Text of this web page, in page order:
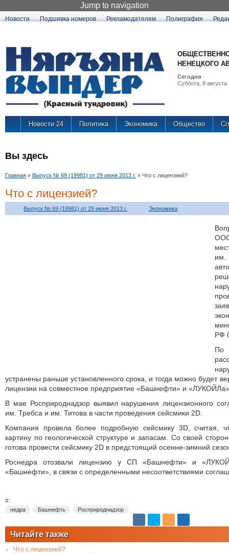
Jump to navigation
Новости Подшивка номеров Рекламодателям Полиграфия
НЕНЕЦКОГО
Сегодня
Суббота, 8 августа
Новости 24 Политика Экономика Общество
Вы здесь
Главная » Выпуск № 69 (19981) от 29 июня 2013 г. » Что с лицензией?
Что с лицензией?
Выпуск № 69 (19981) от 29 июня 2013 г. Экономика
РФ
По
устранены раньше установленного срока, и тогда можно будет
лицензии на совместное предприятие «Башнефти» и
В мае Росприроднадзор выявил нарушения лицензионного
им. Требса и им. Титова в части проведения сейсмики 2D.
Компания провела более подробную сейсмику 3D, считая,
картину по геологической структуре и запасам. Со своей
готова провести сейсмику 2D в предстоящий осенне-зимний
Роснедра отозвали лицензию у СП «Башнефти» и
«Башнефти», в связи с определенными несоответствиями
#:
недра Башнефть Росприроднадзор
Читайте также
Что с лицензией?